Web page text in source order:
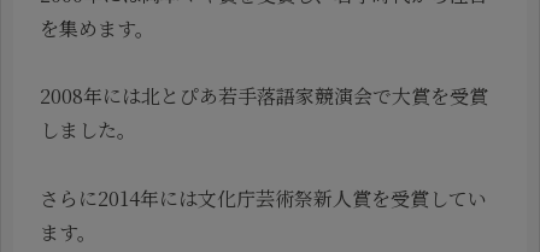
を集めます。
2008年には北とぴあ若手落語家競演会で大賞を受賞
しました。
さらに2014年には文化庁芸術祭新人賞を受賞してい
ます。